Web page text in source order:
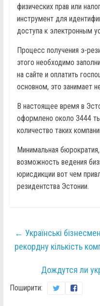
физических прав или
инструмент для
доступа к электронным
Процесс получения э-
этого необходимо
на сайте и оплатить
основном, это занимает
В настоящее время в
оформлено около 3444
количество таких
Минимальная
возможность ведения
юрисдикции вот чем
резидентства Эстонии.
← Українські
рекордну кількість
Дождутся ли
Поширити: